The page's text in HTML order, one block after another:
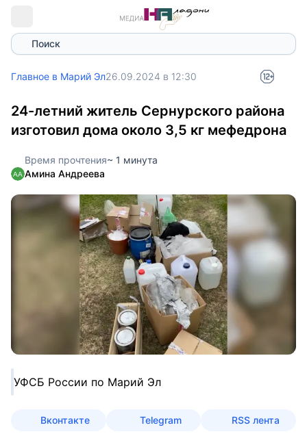
Поиск
Главное в Марий Эл26.09.2024 в 12:30
24-летний житель Сернурского района
изготовил дома около 3,5 кг мефедрона
Время прочтения~ 1 минута
Амина Андреева
УФСБ России по Марий Эл
Вконтакте Telegram RSS лента